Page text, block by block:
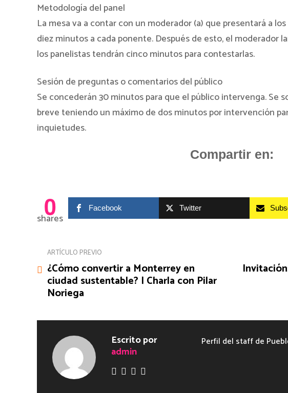
Metodología del panel
La mesa va a contar con un moderador (a) que presentará a
diez minutos a cada ponente. Después de esto, el moderador
los panelistas tendrán cinco minutos para contestarlas.
Sesión de preguntas o comentarios del público
Se concederán 30 minutos para que el público intervenga. Se
breve teniendo un máximo de dos minutos por intervención
inquietudes.
Compartir en:
0
shares
Facebook Twitter
ARTÍCULO PREVIO
¿Cómo convertir a Monterrey en
ciudad sustentable? | Charla con Pilar
Noriega
Escrito por
admin
Perfil del staff de